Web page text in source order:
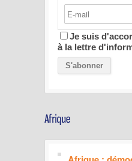
Je suis
à la lettre